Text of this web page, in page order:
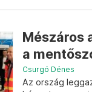
Mészáros
a
Csurgó Dénes
Az ország